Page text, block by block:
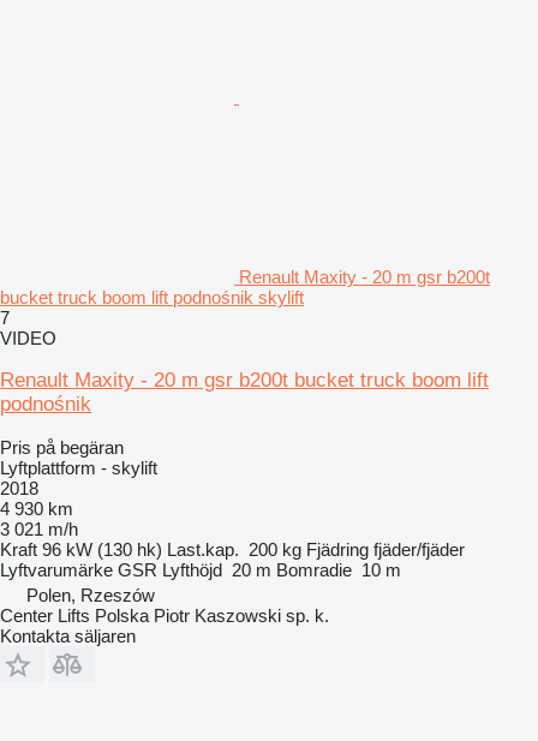
Renault Maxity - 20 m gsr b200t
bucket truck boom lift podnośnik skylift
7
VIDEO
Renault Maxity - 20 m gsr b200t bucket truck boom lift
podnośnik
Pris på begäran
Lyftplattform - skylift
2018
4 930 km
3 021 m/h
Kraft 96 kW (130 hk) Last.kap. 200 kg Fjädring fjäder/fjäder
Lyftvarumärke GSR Lyfthöjd 20 m Bomradie 10 m
Polen, Rzeszów
Center Lifts Polska Piotr Kaszowski sp. k.
Kontakta säljaren